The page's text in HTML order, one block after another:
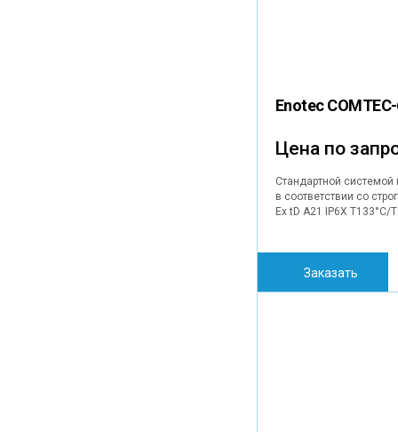
Enotec
Цена по
Стандартной
в соответствии со
Ex tD A21 IP6X T133°C/
Заказать